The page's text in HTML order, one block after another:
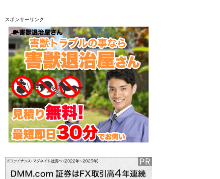
スポンサーリンク